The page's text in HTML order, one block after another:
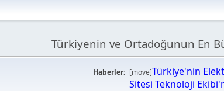
Türkiyenin ve Ortadoğunun En
Haberler: [move]Türkiye'nin
Sitesi Teknoloji